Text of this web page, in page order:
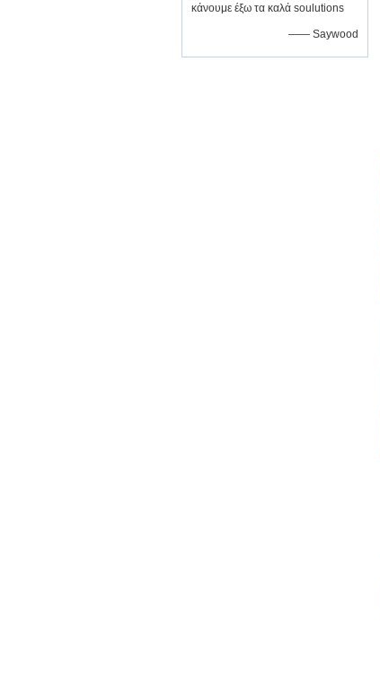
κάνουμε έξω τα καλά soulutions
—— Saywood